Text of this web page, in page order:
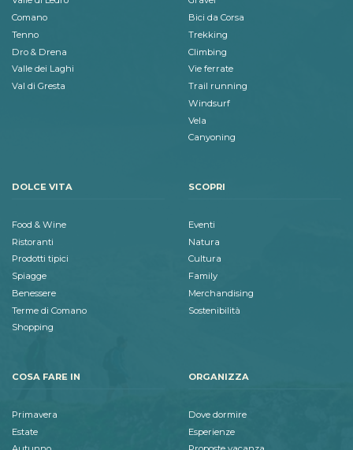
Comano
Tenno
Dro & Drena
Valle dei Laghi
Val di Gresta
Bici da Corsa
Trekking
Climbing
Vie ferrate
Trail running
Windsurf
Vela
Canyoning
DOLCE VITA
Food & Wine
Ristoranti
Prodotti tipici
Spiagge
Benessere
Terme di Comano
Shopping
SCOPRI
Eventi
Natura
Cultura
Family
Merchandising
Sostenibilità
COSA FARE IN
Primavera
Estate
ORGANIZZA
Dove dormire
Esperienze